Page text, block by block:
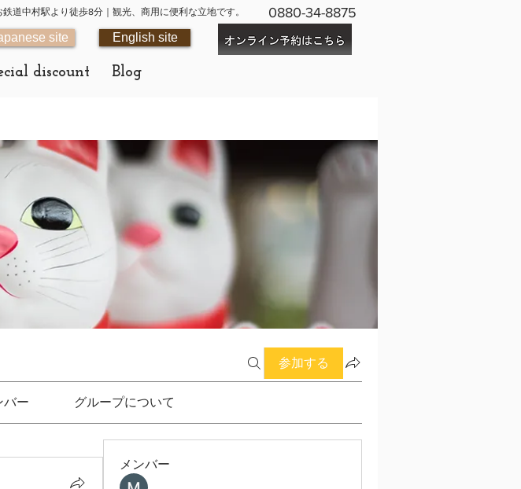
道中村駅より徒歩8分｜観光、商用に便利な立地です。 0880-34-8875
site English site
discount Blog
参加する
バー グループについて
メンバー